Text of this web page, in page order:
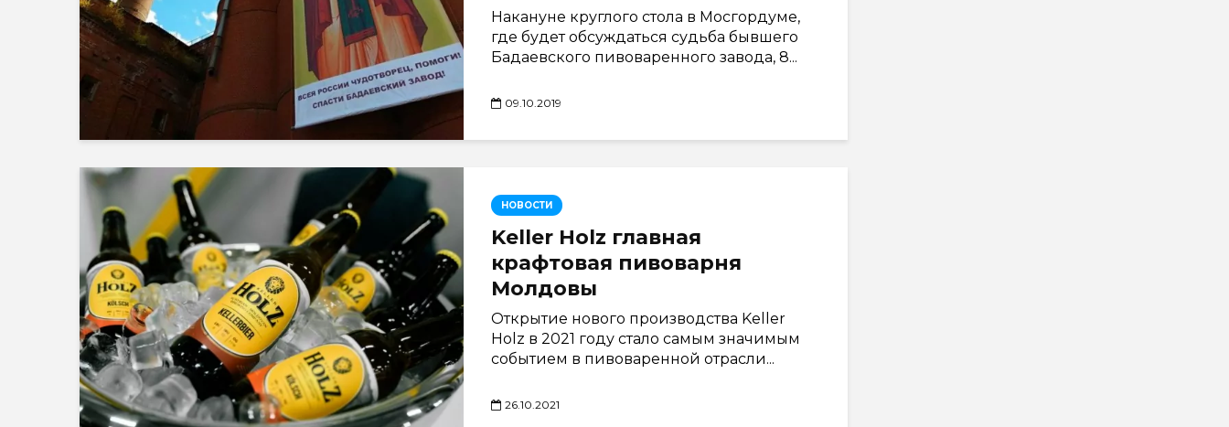
Накануне круглого стола в Мосгордуме,
где будет обсуждаться судьба бывшего
Бадаевского пивоваренного завода, 8...
09.10.2019
НОВОСТИ
Keller Holz главная
крафтовая пивоварня
Молдовы
Открытие нового производства Keller
Holz в 2021 году стало самым значимым
событием в пивоваренной отрасли...
26.10.2021